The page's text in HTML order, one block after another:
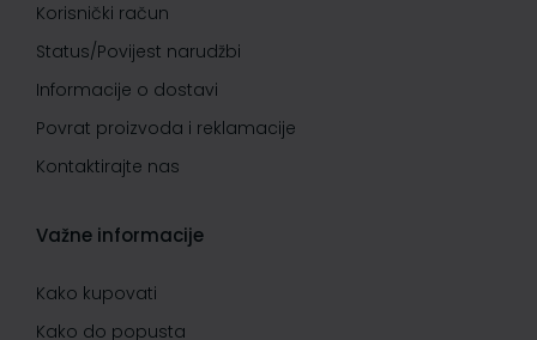
Korisnički račun
Status/Povijest narudžbi
Informacije o dostavi
Povrat proizvoda i reklamacije
Kontaktirajte nas
Važne informacije
Kako kupovati
Kako do popusta